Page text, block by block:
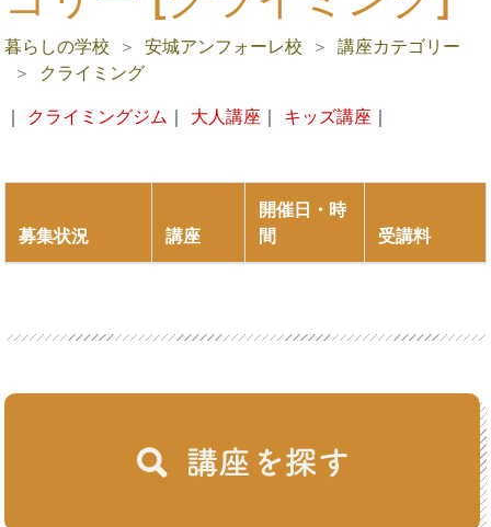
暮らしの学校 安城アンフォーレ校
講座カテゴリー
クライミング
｜ クライミングジム ｜ 大人講座 ｜ キッズ講座 ｜
募集状況 講座
開催日・時
間
受講料